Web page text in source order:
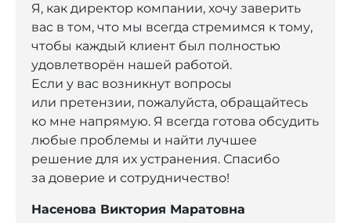
Я, как директор компании, хочу заверить
вас в том, что мы всегда стремимся к тому,
чтобы каждый клиент был полностью
удовлетворён нашей работой.
Если у вас возникнут вопросы
или претензии, пожалуйста, обращайтесь
ко мне напрямую. Я всегда готова обсудить
любые проблемы и найти лучшее
решение для их устранения. Спасибо
за доверие и сотрудничество!
Насенова Виктория Маратовна